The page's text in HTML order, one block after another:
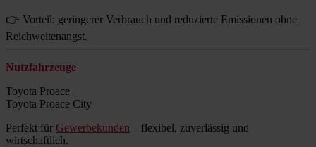
👉 Vorteil: geringerer Verbrauch und reduzierte Emissionen ohne
Reichweitenangst.
Nutzfahrzeuge
Toyota Proace
Toyota Proace City
Perfekt für Gewerbekunden – flexibel, zuverlässig und
wirtschaftlich.